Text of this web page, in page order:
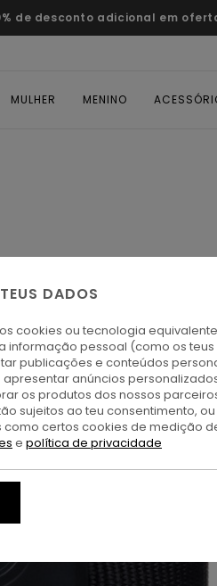
de desconto adicional em
MULHER MENINO
DADOS
cookies ou tecnologia
informação pessoal (como os
publicações e conteúdos
anúncios
os produtos dos nossos
sujeitos ao teu consentimento,
certos cookies de medição
e política de privacidade